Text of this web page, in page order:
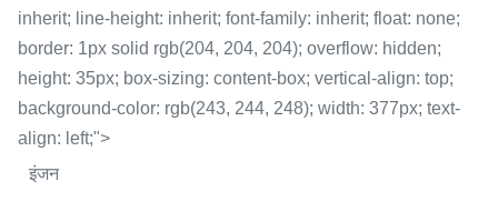
inherit; line-height: inherit; font-family: inherit; float: none;
border: 1px solid rgb(204, 204, 204); overflow: hidden;
height: 35px; box-sizing: content-box; vertical-align: top;
background-color: rgb(243, 244, 248); width: 377px; text-
align: left;">
इंजन